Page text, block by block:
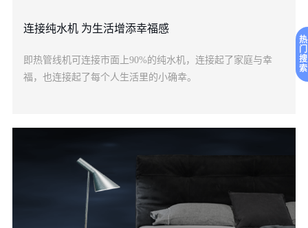
连接纯水机 为生活增添幸福感
即热管线机可连接市面上90%的纯水机，连接起了家庭与幸
福，也连接起了每个人生活里的小确幸。
热
门
搜
索